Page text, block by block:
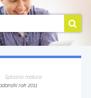
Splošna matura
rok 2011